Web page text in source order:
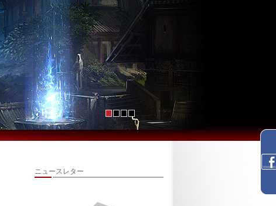
ニュースレター